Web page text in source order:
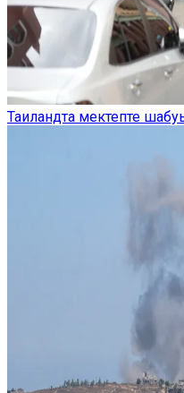
Таиландта мектепте